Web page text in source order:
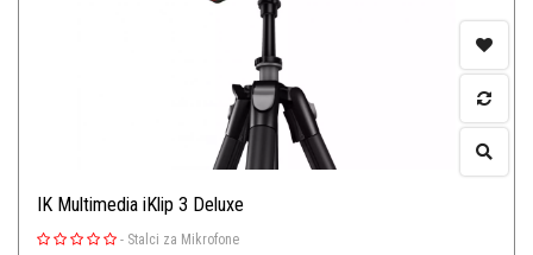
IK Multimedia iKlip 3 Deluxe
- Stalci za Mikrofone